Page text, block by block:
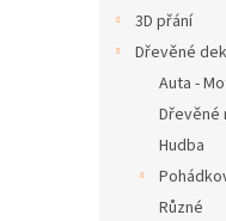
3D přání
Dřevěné
Auta -
Dřevěné
Hudba
Různé